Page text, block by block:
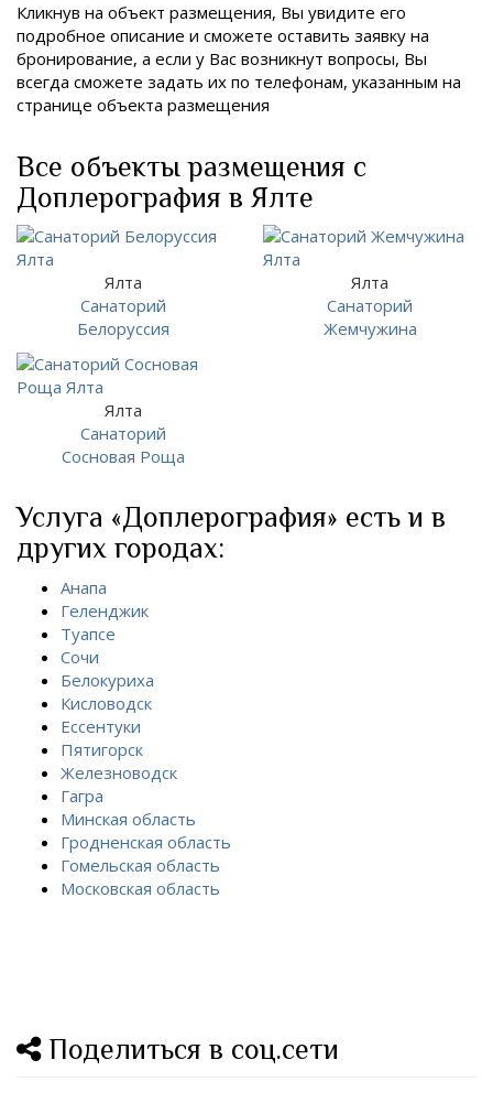
Кликнув на объект размещения, Вы увидите его
подробное описание и сможете оставить заявку на
бронирование, а если у Вас возникнут вопросы, Вы
всегда сможете задать их по телефонам, указанным на
странице объекта размещения
Все объекты размещения с
Доплерография в Ялте
Ялта
Санаторий
Белоруссия
Ялта
Санаторий
Жемчужина
Ялта
Санаторий
Сосновая Роща
Услуга «Доплерография» есть и в
других городах:
Анапа
Геленджик
Туапсе
Сочи
Белокуриха
Кисловодск
Ессентуки
Пятигорск
Железноводск
Гагра
Минская область
Гродненская область
Гомельская область
Московская область
Поделиться в соц.сети